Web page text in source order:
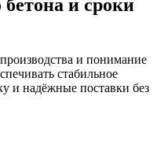
бетона и сроки
и понимание
стабильное
и надёжные поставки без